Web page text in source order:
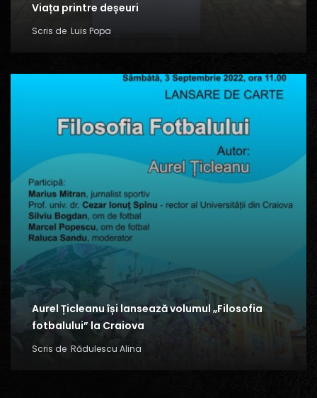
Viața printre deșeuri
Scris de Luis Popa
Aurel Țicleanu își lansează volumul „Filosofia
fotbalului” la Craiova
Scris de Rădulescu Alina